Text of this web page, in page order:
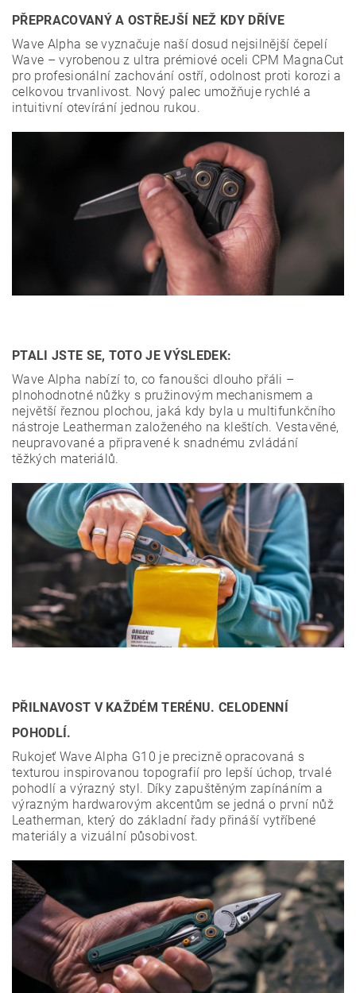
PŘEPRACOVANÝ A OSTŘEJŠÍ NEŽ KDY DŘÍVE
Wave Alpha se vyznačuje naší dosud nejsilnější čepelí
Wave – vyrobenou z ultra prémiové oceli CPM MagnaCut
pro profesionální zachování ostří, odolnost proti korozi a
celkovou trvanlivost. Nový palec umožňuje rychlé a
intuitivní otevírání jednou rukou.
PTALI JSTE SE, TOTO JE VÝSLEDEK:
Wave Alpha nabízí to, co fanoušci dlouho přáli –
plnohodnotné nůžky s pružinovým mechanismem a
největší řeznou plochou, jaká kdy byla u multifunkčního
nástroje Leatherman založeného na kleštích. Vestavěné,
neupravované a připravené k snadnému zvládání
těžkých materiálů.
PŘILNAVOST V KAŽDÉM TERÉNU. CELODENNÍ
POHODLÍ.
Rukojeť Wave Alpha G10 je precizně opracovaná s
texturou inspirovanou topografií pro lepší úchop, trvalé
pohodlí a výrazný styl. Díky zapuštěným zapínáním a
výrazným hardwarovým akcentům se jedná o první nůž
Leatherman, který do základní řady přináší vytříbené
materiály a vizuální působivost.